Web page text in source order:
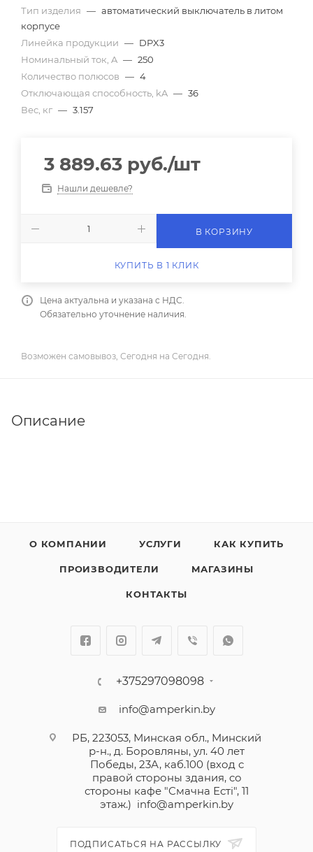
Тип изделия — автоматический выключатель в литом
корпусе
Линейка продукции — DPX3
Номинальный ток, A — 250
Количество полюсов — 4
Отключающая способность, kA — 36
Вес, кг — 3.157
3 889.63 руб./шт
Нашли дешевле?
В КОРЗИНУ
КУПИТЬ В 1 КЛИК
Цена актуальна и указана с НДС.
Обязательно уточнение наличия.
Возможен самовывоз, Сегодня на Сегодня.
Описание
О КОМПАНИИ УСЛУГИ КАК КУПИТЬ
ПРОИЗВОДИТЕЛИ МАГАЗИНЫ
КОНТАКТЫ
+375297098098
info@amperkin.by
РБ, 223053, Минская обл., Минский
р-н., д. Боровляны, ул. 40 лет
Победы, 23А, каб.100 (вход с
правой стороны здания, со
стороны кафе "Смачна Естi", 11
этаж.) info@amperkin.by
ПОДПИСАТЬСЯ НА РАССЫЛКУ